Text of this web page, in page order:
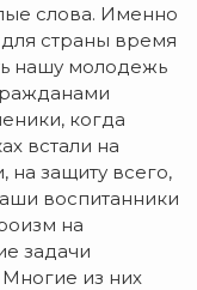
слова. Именно
страны время
нашу молодежь
когда
встали на
на защиту всего,
воспитанники
на
задачи
из них